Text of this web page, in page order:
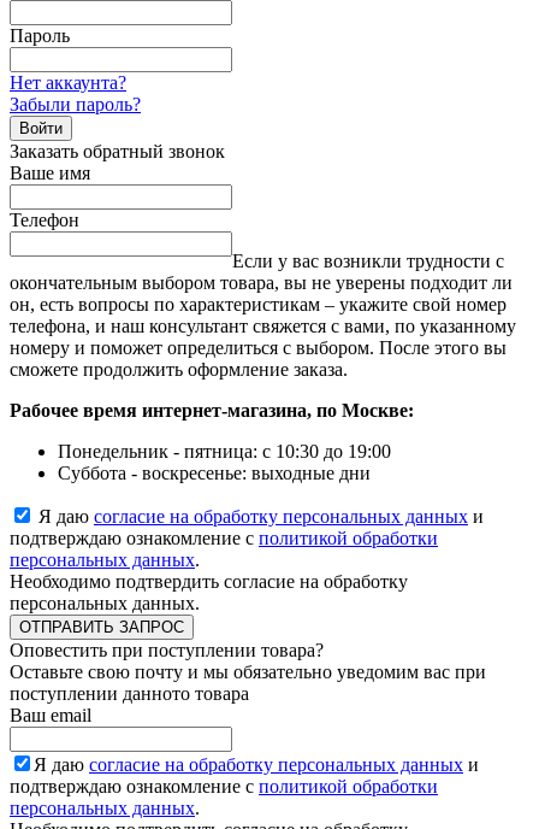
Пароль
Нет аккаунта?
Забыли пароль?
Войти
Заказать обратный звонок
Ваше имя
Телефон
Если у вас возникли трудности с
окончательным выбором товара, вы не уверены подходит ли
он, есть вопросы по характеристикам – укажите свой номер
телефона, и наш консультант свяжется с вами, по указанному
номеру и поможет определиться с выбором. После этого вы
сможете продолжить оформление заказа.
Рабочее время интернет-магазина, по Москве:
Понедельник - пятница: с 10:30 до 19:00
Суббота - воскресенье: выходные дни
Я даю согласие на обработку персональных данных и
подтверждаю ознакомление с политикой обработки
персональных данных.
Необходимо подтвердить согласие на обработку
персональных данных.
ОТПРАВИТЬ ЗАПРОС
Оповестить при поступлении товара?
Оставьте свою почту и мы обязательно уведомим вас при
поступлении данното товара
Ваш email
Я даю согласие на обработку персональных данных и
подтверждаю ознакомление с политикой обработки
персональных данных.